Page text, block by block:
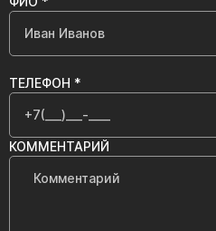
ТЕЛЕФОН *
КОММЕНТАРИЙ